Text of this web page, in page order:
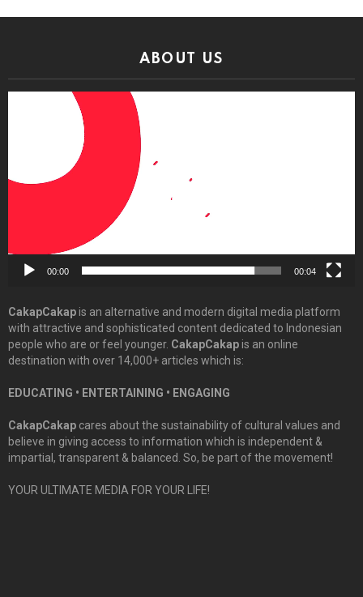
ABOUT US
00:00 00:04
CakapCakapis an alternative and modern digital media platform
with attractive and sophisticated content dedicated to Indonesian
people who are or feel younger. CakapCakapis an online
destination with over 14,000+ articles which is:
EDUCATING • ENTERTAINING • ENGAGING
CakapCakap cares about the sustainability of cultural values and
believe in giving access to information which is independent &
impartial, transparent & balanced. So, be part of the movement!
YOUR ULTIMATE MEDIA FOR YOUR LIFE!